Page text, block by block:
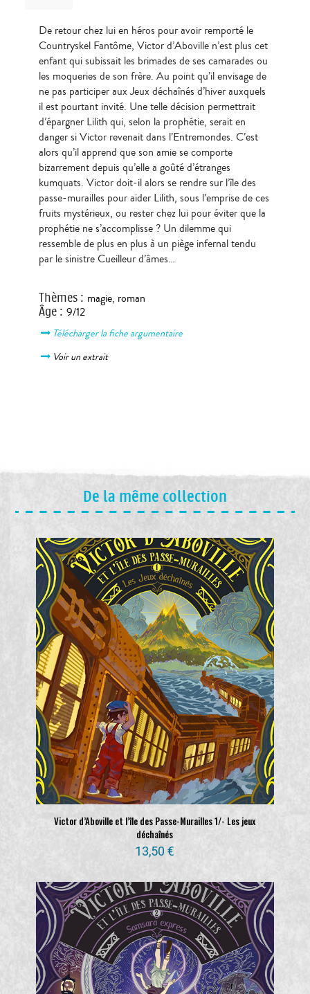
De retour chez lui en héros pour avoir remporté le
Countryskel Fantôme, Victor d’Aboville n’est plus cet
enfant qui subissait les brimades de ses camarades ou
les moqueries de son frère. Au point qu’il envisage de
ne pas participer aux Jeux déchaînés d’hiver auxquels
il est pourtant invité. Une telle décision permettrait
d’épargner Lilith qui, selon la prophétie, serait en
danger si Victor revenait dans l’Entremondes. C’est
alors qu’il apprend que son amie se comporte
bizarrement depuis qu’elle a goûté d’étranges
kumquats. Victor doit-il alors se rendre sur l’île des
passe-murailles pour aider Lilith, sous l’emprise de ces
fruits mystérieux, ou rester chez lui pour éviter que la
prophétie ne s’accomplisse ? Un dilemme qui
ressemble de plus en plus à un piège infernal tendu
par le sinistre Cueilleur d’âmes…
Thèmes: magie, roman
Âge: 9/12
Télécharger la fiche argumentaire
Voir un extrait
De la même collection
Victor d’Aboville et l’île des Passe-Murailles 1/- Les jeux
déchaînés
13,50€